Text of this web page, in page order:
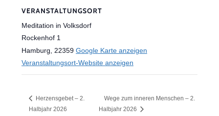
VERANSTALTUNGSORT
Meditation in Volksdorf
Rockenhof 1
Hamburg
22359 Google Karte anzeigen
Veranstaltungsort-Website anzeigen
Herzensgebet – 2.
Halbjahr 2026
Wege zum inneren Menschen – 2.
Halbjahr 2026